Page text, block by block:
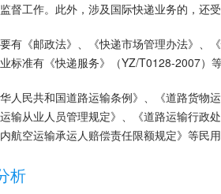
督工作。此外，涉及国际快递业务的，还
有《邮政法》、《快递市场管理办法》、
标准有《快递服务》（YZ/T0128-2007）
人民共和国道路运输条例》、《道路货物
输从业人员管理规定》、《道路运输行政
航空运输承运人赔偿责任限额规定》等民
析